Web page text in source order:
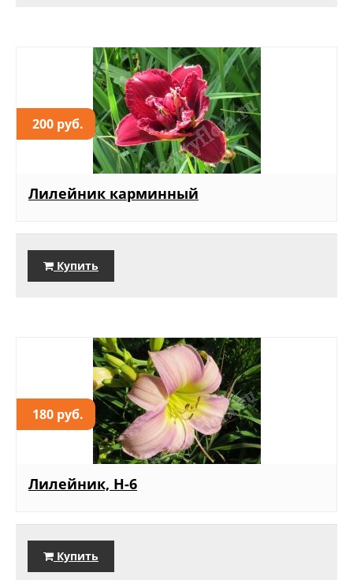
200 руб.
Лилейник карминный
Купить
180 руб.
Лилейник, Н-6
Купить